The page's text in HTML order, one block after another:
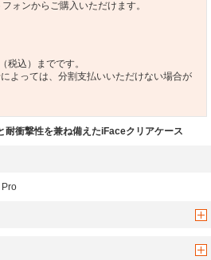
ォンからご購入いただけます。
税込）までです。
よっては、分割支払いいただけない場合が
耐衝撃性を兼ね備えたiFaceクリアケース